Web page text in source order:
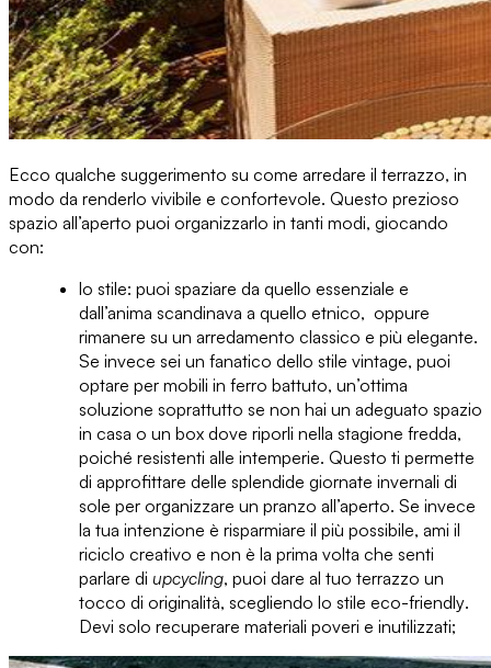
Ecco qualche suggerimento su come arredare il terrazzo, in
modo da renderlo vivibile e confortevole. Questo prezioso
spazio all’aperto puoi organizzarlo in tanti modi, giocando
con:
lo stile: puoi spaziare da quello essenziale e
dall’anima scandinava a quello etnico, oppure
rimanere su un arredamento classico e più elegante.
Se invece sei un fanatico dello stile vintage, puoi
optare per mobili in ferro battuto, un’ottima
soluzione soprattutto se non hai un adeguato spazio
in casa o un box dove riporli nella stagione fredda,
poiché resistenti alle intemperie. Questo ti permette
di approfittare delle splendide giornate invernali di
sole per organizzare un pranzo all’aperto. Se invece
la tua intenzione è risparmiare il più possibile, ami il
riciclo creativo e non è la prima volta che senti
parlare di upcycling, puoi dare al tuo terrazzo un
tocco di originalità, scegliendo lo stile eco-friendly.
Devi solo recuperare materiali poveri e inutilizzati;